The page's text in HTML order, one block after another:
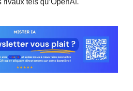
tels qu’OpenAI.